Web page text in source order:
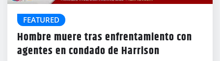
FEATURED
Hombre muere tras enfrentamiento con
agentes en condado de Harrison